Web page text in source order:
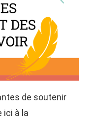
de soutenir
ici à la